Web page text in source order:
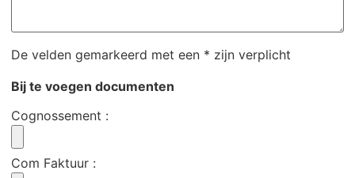
De velden gemarkeerd met een * zijn verplicht
Bij te voegen documenten
Cognossement :
Com Faktuur :